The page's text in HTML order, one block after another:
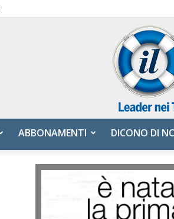
ABBONAMENTI DICONO DI